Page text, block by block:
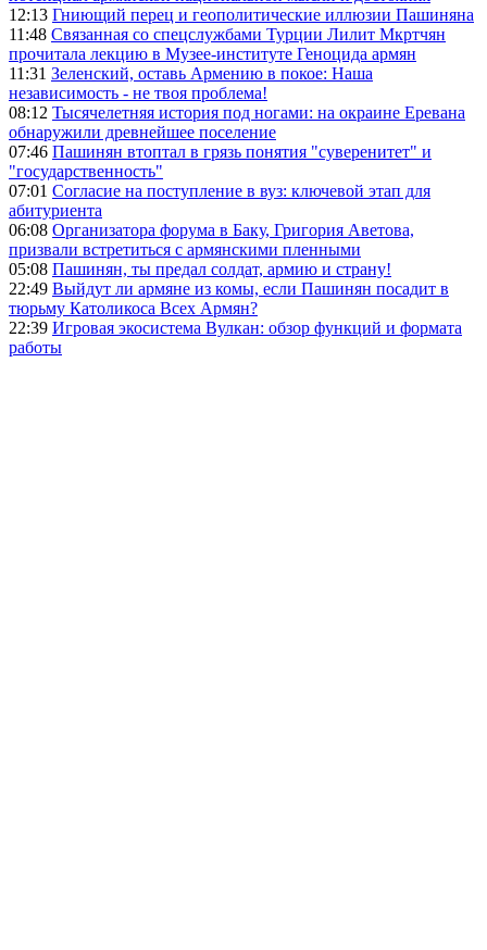
12:13 Гниющий перец и геополитические иллюзии Пашиняна
11:48 Связанная со спецслужбами Турции Лилит Мкртчян
прочитала лекцию в Музее-институте Геноцида армян
11:31 Зеленский, оставь Армению в покое: Наша
независимость - не твоя проблема!
08:12 Тысячелетняя история под ногами: на окраине Еревана
обнаружили древнейшее поселение
07:46 Пашинян втоптал в грязь понятия "суверенитет" и
"государственность"
07:01 Согласие на поступление в вуз: ключевой этап для
абитуриента
06:08 Организатора форума в Баку, Григория Аветова,
призвали встретиться с армянскими пленными
05:08 Пашинян, ты предал солдат, армию и страну!
22:49 Выйдут ли армяне из комы, если Пашинян посадит в
тюрьму Католикоса Всех Армян?
22:39 Игровая экосистема Вулкан: обзор функций и формата
работы